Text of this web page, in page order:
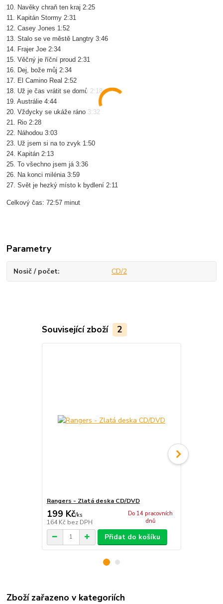
10. Navěky chraň ten kraj 2:25
11. Kapitán Stormy 2:31
12. Casey Jones 1:52
13. Stalo se ve městě Langtry 3:46
14. Frajer Joe 2:34
15. Věčný je říční proud 2:31
16. Dej, bože můj 2:34
17. El Camino Real 2:52
18. Už je čas vrátit se domů 2:18
19. Austrálie 4:44
20. Vždycky se ukáže ráno 3:32
21. Rio 2:28
22. Náhodou 3:03
23. Už jsem si na to zvyk 1:50
24. Kapitán 2:13
25. To všechno jsem já 3:36
26. Na konci milénia 3:59
27. Svět je hezký místo k bydlení 2:11
Celkový čas: 72:57 minut
Parametry
Nosič / počet CD/2
Související zboží 2
Rangers - Zlatá deska CD/DVD
199 Kč/ks
164 Kč bez DPH
Do 14 pracovních
dnů
Přidat do košíku
Zboží zařazeno v kategoriích